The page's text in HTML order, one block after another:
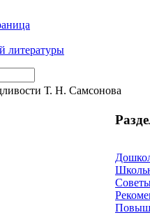
литературы
Т. Н. Самсонова